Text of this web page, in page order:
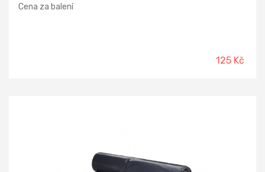
Cena za balení
125 Kč